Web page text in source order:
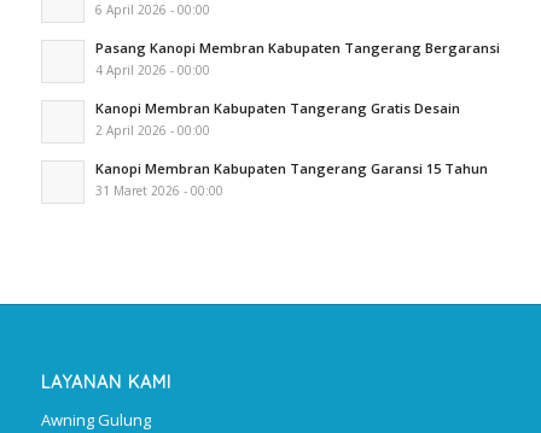
6 April 2026 - 00:00
Pasang Kanopi Membran Kabupaten Tangerang Bergaransi
4 April 2026 - 00:00
Kanopi Membran Kabupaten Tangerang Gratis Desain
2 April 2026 - 00:00
Kanopi Membran Kabupaten Tangerang Garansi 15 Tahun
31 Maret 2026 - 00:00
LAYANAN KAMI
Awning Gulung